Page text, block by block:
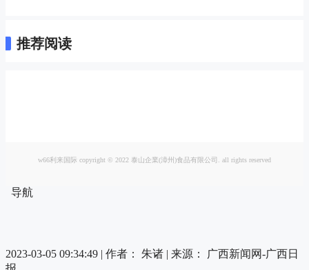
推荐阅读
w66利来国际 copyright © 2022 泰山企業(漳州)食品有限公司. all rights reserved
导航
2023-03-05 09:34:49 | 作者： 朱诸 | 来源： 广西新闻网-广西日